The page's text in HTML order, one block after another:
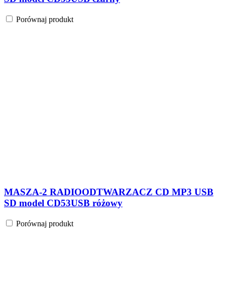
Porównaj produkt
MASZA-2 RADIOODTWARZACZ CD MP3 USB
SD model CD53USB różowy
Porównaj produkt